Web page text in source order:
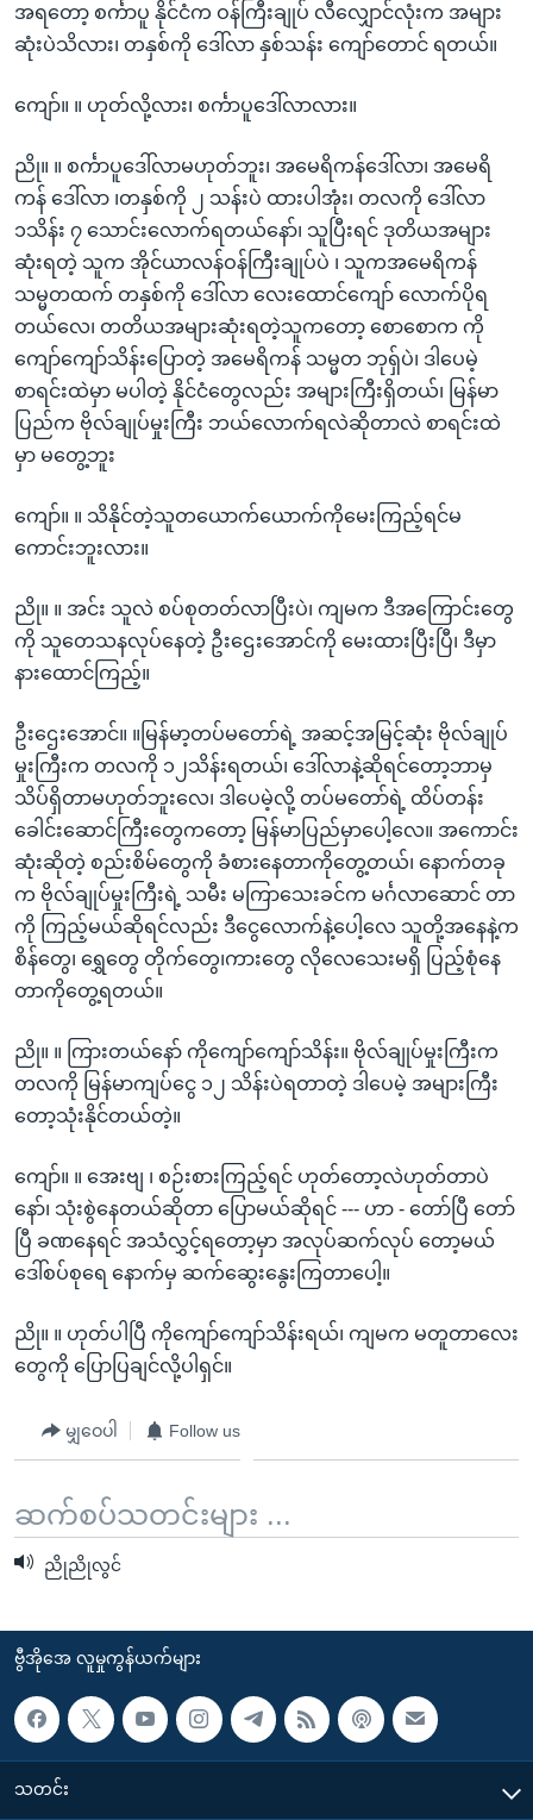
အရတော့ စင်္ကာပူ နိုင်ငံက ဝန်ကြီးချုပ် လီလျှောင်လုံးက အများ
ဆုံးပဲသိလား၊ တနှစ်ကို ဒေါ်လာ နှစ်သန်း ကျော်တောင် ရတယ်။
ကျော်။ ။ ဟုတ်လို့လား၊ စင်္ကာပူဒေါ်လာလား။
ညို။ ။ စင်္ကာပူဒေါ်လာမဟုတ်ဘူး၊ အမေရိကန်ဒေါ်လာ၊ အမေရိ
ကန် ဒေါ်လာ ၊တနှစ်ကို ၂ သန်းပဲ ထားပါအုံး၊ တလကို ဒေါ်လာ
၁သိန်း ၇ သောင်းလောက်ရတယ်နော်၊ သူပြီးရင် ဒုတိယအများ
ဆုံးရတဲ့ သူက အိုင်ယာလန်ဝန်ကြီးချုပ်ပဲ ၊ သူကအမေရိကန်
သမ္မတထက် တနှစ်ကို ဒေါ်လာ လေးထောင်ကျော် လောက်ပိုရ
တယ်လေ၊ တတိယအများဆုံးရတဲ့သူကတော့ စောစောက ကို
ကျော်ကျော်သိန်းပြောတဲ့ အမေရိကန် သမ္မတ ဘုရှ်ပဲ၊ ဒါပေမဲ့
စာရင်းထဲမှာ မပါတဲ့ နိုင်ငံတွေလည်း အများကြီးရှိတယ်၊ မြန်မာ
ပြည်က ဗိုလ်ချုပ်မှုးကြီး ဘယ်လောက်ရလဲဆိုတာလဲ စာရင်းထဲ
မှာ မတွေ့ဘူး
ကျော်။ ။ သိနိုင်တဲ့သူတယောက်ယောက်ကိုမေးကြည့်ရင်မ
ကောင်းဘူးလား။
ညို။ ။ အင်း သူလဲ စပ်စုတတ်လာပြီးပဲ၊ ကျမက ဒီအကြောင်းတွေ
ကို သူတေသနလုပ်နေတဲ့ ဦးဌေးအောင်ကို မေးထားပြီးပြီ၊ ဒီမှာ
နားထောင်ကြည့်။
ဦးဌေးအောင်။ ။မြန်မာ့တပ်မတော်ရဲ့ အဆင့်အမြင့်ဆုံး ဗိုလ်ချုပ်
မှုးကြီးက တလကို ၁၂သိန်းရတယ်၊ ဒေါ်လာနဲ့ဆိုရင်တော့ဘာမှ
သိပ်ရှိတာမဟုတ်ဘူးလေ၊ ဒါပေမဲ့လို့ တပ်မတော်ရဲ့ ထိပ်တန်း
ခေါင်းဆောင်ကြီးတွေကတော့ မြန်မာပြည်မှာပေါ့လေ။ အကောင်း
ဆုံးဆိုတဲ့ စည်းစိမ်တွေကို ခံစားနေတာကိုတွေ့တယ်၊ နောက်တခု
က ဗိုလ်ချုပ်မှုးကြီးရဲ့ သမီး မကြာသေးခင်က မင်္ဂလာဆောင် တာ
ကို ကြည့်မယ်ဆိုရင်လည်း ဒီငွေလောက်နဲ့ပေါ့လေ သူတို့အနေနဲ့က
စိန်တွေ၊ ရွှေတွေ တိုက်တွေ၊ကားတွေ လိုလေသေးမရှိ ပြည့်စုံနေ
တာကိုတွေ့ရတယ်။
ညို။ ။ ကြားတယ်နော် ကိုကျော်ကျော်သိန်း။ ဗိုလ်ချုပ်မှုးကြီးက
တလကို မြန်မာကျပ်ငွေ ၁၂ သိန်းပဲရတာတဲ့ ဒါပေမဲ့ အများကြီး
တော့သုံးနိုင်တယ်တဲ့။
ကျော်။ ။ အေးဗျ ၊ စဉ်းစားကြည့်ရင် ဟုတ်တော့လဲဟုတ်တာပဲ
နော်၊ သုံးစွဲနေတယ်ဆိုတာ ပြောမယ်ဆိုရင် --- ဟာ - တော်ပြီ တော်
ပြီ ခဏနေရင် အသံလွှင့်ရတော့မှာ အလုပ်ဆက်လုပ် တော့မယ်
ဒေါ်စပ်စုရေ နောက်မှ ဆက်ဆွေးနွေးကြတာပေါ့။
ညို။ ။ ဟုတ်ပါပြီ ကိုကျော်ကျော်သိန်းရယ်၊ ကျမက မတူတာလေး
တွေကို ပြောပြချင်လို့ပါရှင်။
မျှဝေပါ Follow us
ဆက်စပ်သတင်းများ ...
ညိုညိုလွင်
ဗွီအိုအေ လူမှုကွန်ယက်များ
သတင်း